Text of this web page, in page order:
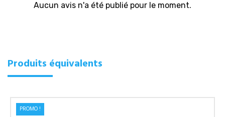
Aucun avis n'a été publié pour le moment.
Produits équivalents
PROMO !